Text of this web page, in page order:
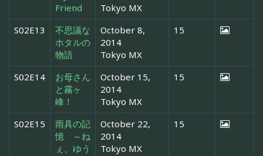
Friend
Tokyo MX
S02E13
不思議な
ホタルの
物語
October 8,
2014
Tokyo MX
15
S02E14
お母さん
と霧ヶ
峰！
October 15,
2014
Tokyo MX
15
S02E15
雨具の記
憶 ～ね
ぇ、ゆう
October 22,
2014
Tokyo MX
15